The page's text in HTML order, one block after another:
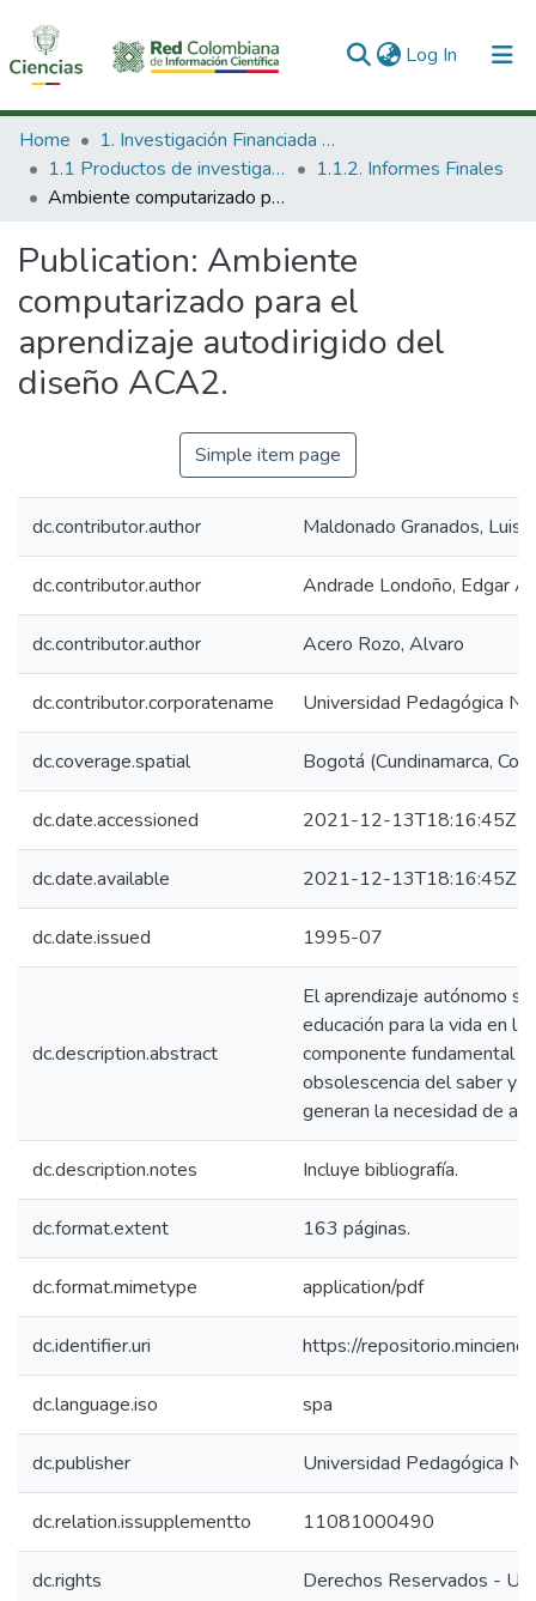
Log In (current)
Communities & Collections
All of DSpace
Home
1. Investigación Financiada con Recursos Públicos
1.1 Productos de investigación
1.1.2. Informes Finales
Ambiente computarizado para el aprendizaje autodirigido del diseño ACA2.
Publication: Ambiente
computarizado para el
aprendizaje autodirigido del
diseño ACA2.
Simple item page
dc.contributor.author Maldonado Granados, Luis
dc.contributor.author Andrade Londoño, Edgar
dc.contributor.author Acero Rozo, Alvaro
dc.contributor.corporatename Universidad Pedagógica
dc.coverage.spatial Bogotá (Cundinamarca,
dc.date.accessioned 2021-12-13T18:16:45Z
dc.date.available 2021-12-13T18:16:45Z
dc.date.issued 1995-07
dc.description.abstract
El aprendizaje autónomo
educación para la vida en
componente fundamental
obsolescencia del saber y
generan la necesidad de
dc.description.notes Incluye bibliografía.
dc.format.extent 163 páginas.
dc.format.mimetype application/pdf
dc.identifier.uri https://
dc.language.iso spa
dc.publisher Universidad Pedagógica
dc.relation.issupplementto 11081000490
dc.rights Derechos Reservados -